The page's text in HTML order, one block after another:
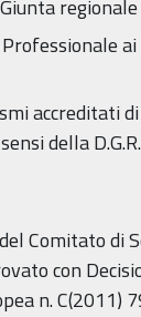
accreditati
della
Comitato
con
n. C(2011)